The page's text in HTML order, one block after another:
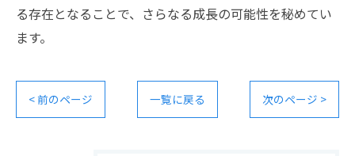
る存在となることで、さらなる成長の可能性を秘めてい
ます。
< 前のページ 一覧に戻る 次のページ >